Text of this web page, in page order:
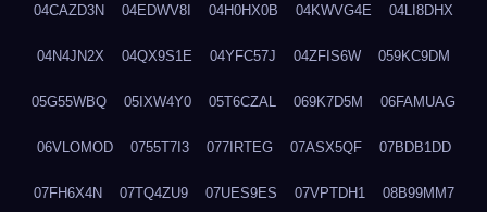
04CAZD3N 04EDWV8I 04H0HX0B 04KWVG4E 04LI8DHX
04N4JN2X 04QX9S1E 04YFC57J 04ZFIS6W 059KC9DM
05G55WBQ 05IXW4Y0 05T6CZAL 069K7D5M 06FAMUAG
06VLOMOD 0755T7I3 077IRTEG 07ASX5QF 07BDB1DD
07FH6X4N 07TQ4ZU9 07UES9ES 07VPTDH1 08B99MM7